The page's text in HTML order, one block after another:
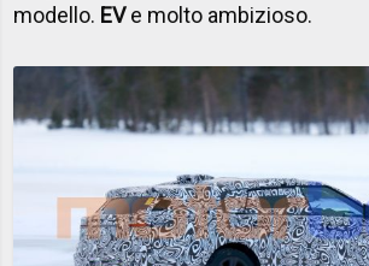
modello. EVe molto ambizioso.